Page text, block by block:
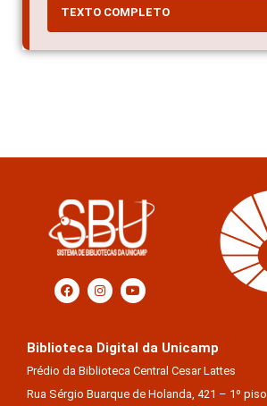
TEXTO COMPLETO
Biblioteca Digital da Unicamp
Prédio da Biblioteca Central Cesar Lattes
Rua Sérgio Buarque de Holanda, 421 – 1º piso